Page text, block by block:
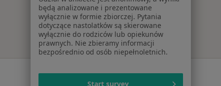
Więcej w kategorii: Najczęście leczone
Serwis
będą analizowane i prezentowane
wyłącznie w formie zbiorczej. Pytania
dotyczące nastolatków są skierowane
wyłącznie do rodziców lub opiekunów
prawnych. Nie zbieramy informacji
bezpośrednio od osób niepełnoletnich.
Start survey